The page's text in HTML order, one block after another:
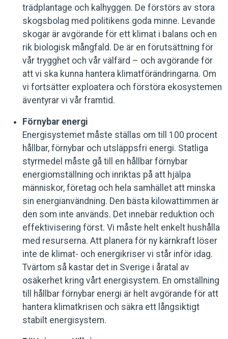
trädplantage och kalhyggen. De förstörs av stora
skogsbolag med politikens goda minne. Levande
skogar är avgörande för ett klimat i balans och en
rik biologisk mångfald. De är en förutsättning för
vår trygghet och vår välfärd – och avgörande för
att vi ska kunna hantera klimatförändringarna. Om
vi fortsätter exploatera och förstöra ekosystemen
äventyrar vi vår framtid.
Förnybar energi
Energisystemet måste ställas om till 100 procent
hållbar, förnybar och utsläppsfri energi. Statliga
styrmedel måste gå till en hållbar förnybar
energiomställning och inriktas på att hjälpa
människor, företag och hela samhället att minska
sin energianvändning. Den bästa kilowattimmen är
den som inte används. Det innebär reduktion och
effektivisering först. Vi måste helt enkelt hushålla
med resurserna. Att planera för ny kärnkraft löser
inte de klimat- och energikriser vi står inför idag.
Tvärtom så kastar det in Sverige i åratal av
osäkerhet kring vårt energisystem. En omställning
till hållbar förnybar energi är helt avgörande för att
hantera klimatkrisen och säkra ett långsiktigt
stabilt energisystem.